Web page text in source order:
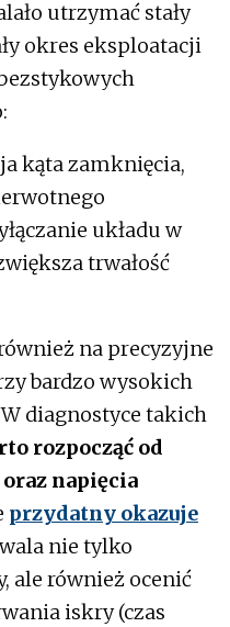
utrzymać stały
okres eksploatacji
kąta zamknięcia,
układu w
trwałość
na precyzyjne
bardzo wysokich
diagnostyce takich
rozpocząć od
napięcia
przydatny okazuje
nie tylko
ale również ocenić
iskry (czas